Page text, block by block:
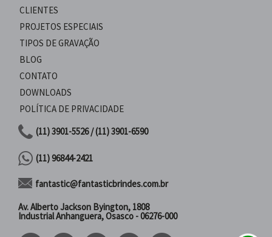
CLIENTES
PROJETOS ESPECIAIS
TIPOS DE GRAVAÇÃO
BLOG
CONTATO
DOWNLOADS
POLÍTICA DE PRIVACIDADE
(11) 3901-5526 / (11) 3901-6590
(11) 96844-2421
fantastic@fantasticbrindes.com.br
Av. Alberto Jackson Byington, 1808
Industrial Anhanguera, Osasco - 06276-000